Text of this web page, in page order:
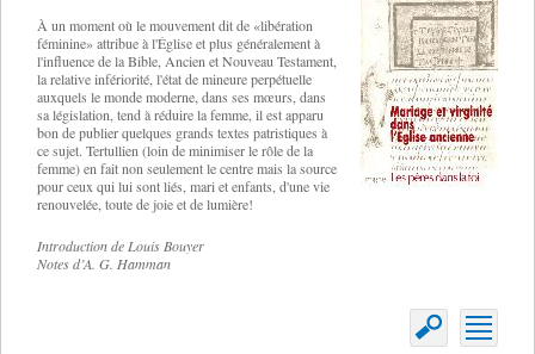
À un moment où le mouvement dit de «libération
féminine» attribue à l'Église et plus généralement à
l'influence de la Bible, Ancien et Nouveau Testament,
la relative infériorité, l'état de mineure perpétuelle
auxquels le monde moderne, dans ses mœurs, dans
sa législation, tend à réduire la femme, il est apparu
bon de publier quelques grands textes patristiques à
ce sujet. Tertullien (loin de minimiser le rôle de la
femme) en fait non seulement le centre mais la source
pour ceux qui lui sont liés, mari et enfants, d'une vie
renouvelée, toute de joie et de lumière!
Introduction de Louis Bouyer
Notes d’A. G. Hamman